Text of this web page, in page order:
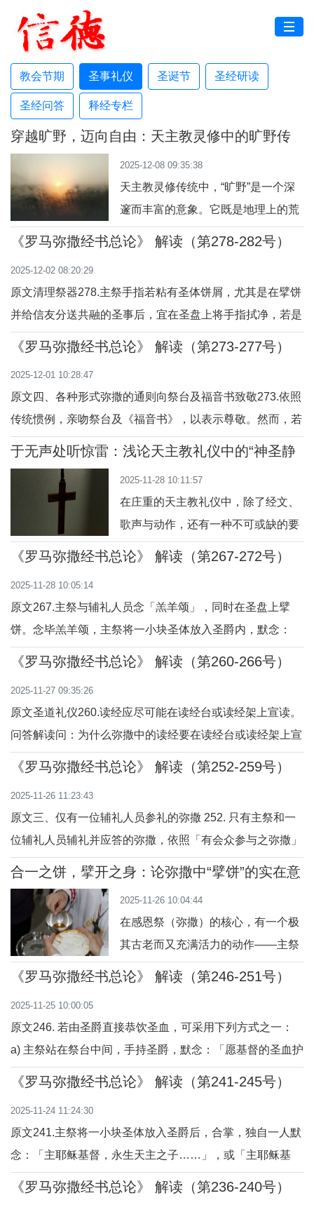
教会节期 圣事礼仪 圣诞节 圣经研读
圣经问答 释经专栏
穿越旷野，迈向自由：天主教灵修中的旷野传
统
2025-12-08 09:35:38
天主教灵修传统中，“旷野”是一个深
邃而丰富的意象。它既是地理上的荒
漠，也是灵魂接受考验、寻求天主的
翰的呼声到隐修士的退隐，旷野灵修
贯穿了整个救恩史与教会的发展历
程。本文将探讨这一传统如何在个人
与革新。一、圣
《罗马弥撒经书总论》 解读（第278-282号）
2025-12-02 08:20:29
原文清理祭器278.主祭手指若粘有圣体饼屑，尤其是在擘饼
并给信友分送共融的圣事后，宜在圣盘上将手指拭净，若是
需要，用水洗净。若圣盘外有圣体饼屑，亦应收拾起来。问
答：因为圣体饼屑同样是圣体，是真实的基督圣体，所以必
须以最大的尊敬和小心对待，避免被忽视或掉
《罗马弥撒经书总论》 解读（第273-277号）
2025-12-01 10:28:47
原文四、各种形式弥撒的通则向祭台及福音书致敬273.依照
传统惯例，亲吻祭台及《福音书》，以表示尊敬。然而，若
这种方式与某地传统习惯或文化不合时，当地主教团征得宗
么要亲吻祭台和《福音书》？答：亲吻祭台表示对基督和圣
体圣事的尊敬，因为祭台象征基督自己，是举
于无声处听惊雷：浅论天主教礼仪中的“神圣静
默”
2025-11-28 10:11:57
在庄重的天主教礼仪中，除了经文、
歌声与动作，还有一种不可或缺的要
素——静默。它并非礼仪的空白或中
实在意义与丰富的象征含义，它根植
于圣经的启示，被教父们所珍视，由
梵二精神所重申，被弥撒经书总论所
深远的共鸣
《罗马弥撒经书总论》 解读（第267-272号）
2025-11-28 10:05:14
原文267.主祭与辅礼人员念「羔羊颂」，同时在圣盘上擘
饼。念毕羔羊颂，主祭将一小块圣体放入圣爵内，默念：
「愿我们的主耶稣基督圣体圣血的搀合……」。问答解读
祷——「除免世罪的天主羔羊，求祢垂怜我们……」。它提
醒我们，耶稣就是为世人牺牲的羔羊，藉着祂的牺牲
《罗马弥撒经书总论》 解读（第260-266号）
2025-11-27 09:35:26
原文圣道礼仪260.读经应尽可能在读经台或读经架上宣读。
问答解读问：为什么弥撒中的读经要在读经台或读经架上宣
读？答：这是为了让读经的姿势庄重、整齐，也让会众容易
经架有什么象征意义吗？答：它们象征天主的话语被尊崇地
宣讲出来，是教会将圣言传给信友的地方。问
《罗马弥撒经书总论》 解读（第252-259号）
2025-11-26 11:23:43
原文三、仅有一位辅礼人员参礼的弥撒 252. 只有主祭和一
位辅礼人员辅礼并应答的弥撒，依照「有会众参与之弥撒」
礼规举行（参看120-169号）。辅礼人员斟酌情形，诵念会
员辅礼时，应如何举行？答：即便只有主祭和一位辅礼人
员，也要依照「有会众参与之弥撒」的
合一之饼，擘开之身：论弥撒中“擘饼”的实在意
义与象征含义
2025-11-26 10:04:44
在感恩祭（弥撒）的核心，有一个极
其古老而又充满活力的动作——主祭
将祝圣后的面饼擘开。这“擘饼”礼，
个满载救恩史信息的神圣奥迹行动，
深刻地揭示了基督牺牲、教会合一与
神圣共融的奥迹。从圣经的记载到教
的共鸣，擘
《罗马弥撒经书总论》 解读（第246-251号）
2025-11-25 10:00:05
原文246. 若由圣爵直接恭饮圣血，可采用下列方式之一：
a) 主祭站在祭台中间，手持圣爵，默念：「愿基督的圣血护
佑我得到永生。」并恭领圣血少许；然后，将圣爵递给执事
号）。共祭者一个一个地，若用两只圣爵，则两个两个地，
走到祭台，行单膝下跪礼，恭领圣血及揩
《罗马弥撒经书总论》 解读（第241-245号）
2025-11-24 11:24:30
原文241.主祭将一小块圣体放入圣爵后，合掌，独自一人默
念：「主耶稣基督，永生天主之子……」，或「主耶稣基
督，愿我领受了祢的圣体圣血……」。问答解读问：主祭在
《罗马弥撒经书总论》 解读（第236-240号）